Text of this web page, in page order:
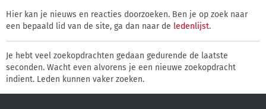
Hier kan je nieuws en reacties doorzoeken. Ben je op zoek naar
een bepaald lid van de site, ga dan naar de ledenlijst.
Je hebt veel zoekopdrachten gedaan gedurende de laatste
seconden. Wacht even alvorens je een nieuwe zoekopdracht
indient. Leden kunnen vaker zoeken.